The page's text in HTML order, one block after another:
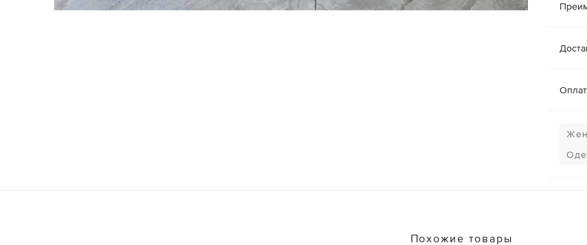
Похожие товары